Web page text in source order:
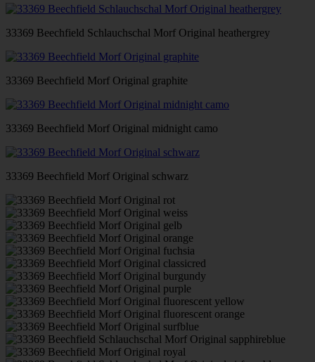
33369 Beechfield Schlauchschal Morf Original heathergrey
33369 Beechfield Morf Original graphite
33369 Beechfield Morf Original midnight camo
33369 Beechfield Morf Original schwarz